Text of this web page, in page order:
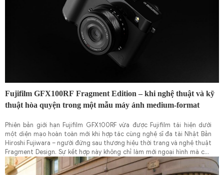
Fujifilm GFX100RF Fragment Edition – khi nghệ thuật và kỹ
thuật hòa quyện trong một mẫu máy ảnh medium-format
Phiên bản giới hạn Fujifilm GFX100RF vừa được Fujifilm tái hiện dưới
một diện mạo hoàn toàn mới khi hợp tác cùng nghệ sĩ đa tài Nhật Bản
Hiroshi Fujiwara – người đứng sau thương hiệu thời trang và nghệ thuật
Fragment Design. Sự kết hợp này không chỉ làm mới ngoại hình mà còn
mang đến trải nghiệm nhiếp ảnh độc đáo, phản chiếu tinh thần sáng
tạo, tinh tế và cá tính riêng.